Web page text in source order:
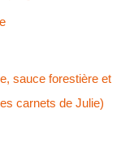
sauce forestière et
carnets de Julie)